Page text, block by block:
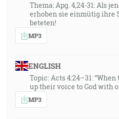
Thema: Apg. 4,24-31: Als
erhoben sie einmütig ihre
beteten!
MP3
ENGLISH
Topic: Acts 4:24–31:
up their voice to God with
MP3